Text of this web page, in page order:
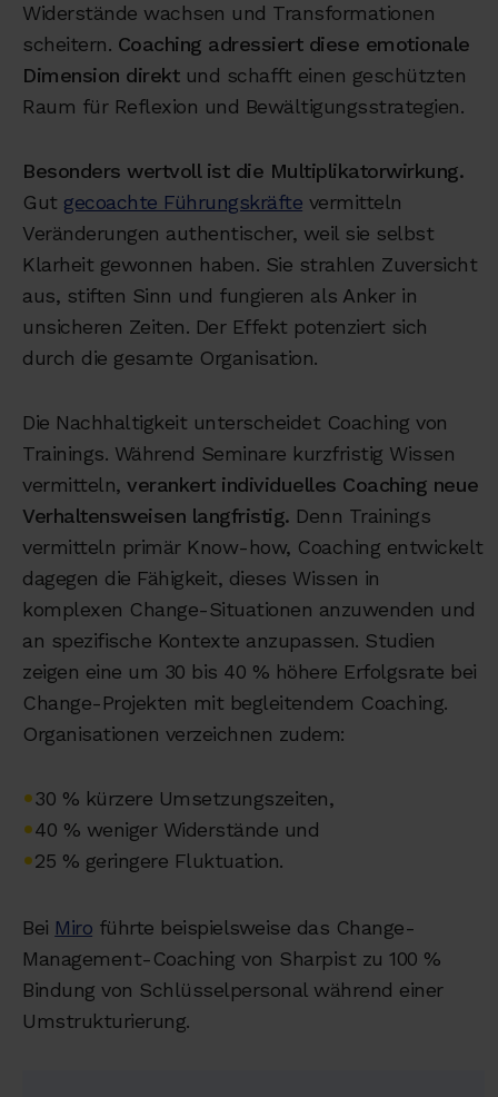
Widerstände wachsen und Transformationen
scheitern. Coaching adressiert diese emotionale
Dimension direktund schafft einen geschützten
Raum für Reflexion und Bewältigungsstrategien.
Besonders wertvoll ist die Multiplikatorwirkung.
Gut gecoachte Führungskräfte vermitteln
Veränderungen authentischer, weil sie selbst
Klarheit gewonnen haben. Sie strahlen Zuversicht
aus, stiften Sinn und fungieren als Anker in
unsicheren Zeiten. Der Effekt potenziert sich
durch die gesamte Organisation.
Die Nachhaltigkeit unterscheidet Coaching von
Trainings. Während Seminare kurzfristig Wissen
vermitteln,verankert individuelles Coaching neue
Verhaltensweisen langfristig. Denn Trainings
vermitteln primär Know-how, Coaching entwickelt
dagegen die Fähigkeit, dieses Wissen in
komplexen Change-Situationen anzuwenden und
an spezifische Kontexte anzupassen. Studien
zeigen eine um 30 bis 40 % höhere Erfolgsrate bei
Change-Projekten mit begleitendem Coaching.
Organisationen verzeichnen zudem:
•30 % kürzere Umsetzungszeiten,
•40 % weniger Widerstände und
•25 % geringere Fluktuation.
Bei Miro führte beispielsweise das Change-
Management-Coaching von Sharpist zu 100 %
Bindung von Schlüsselpersonal während einer
Umstrukturierung.